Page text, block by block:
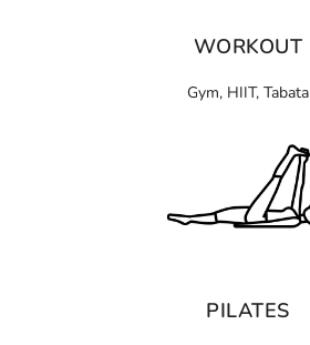
WORKOUT
Gym, HIIT, Tabata
PILATES